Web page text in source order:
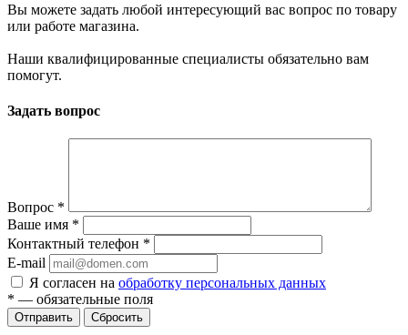
Вы можете задать любой интересующий вас вопрос по товару
или работе магазина.
Наши квалифицированные специалисты обязательно вам
помогут.
Задать вопрос
Вопрос *
Ваше имя *
Контактный телефон *
E-mail
Я согласен на обработку персональных данных
* — обязательные поля
Сбросить